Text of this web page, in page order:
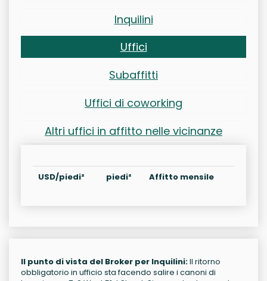
Inquilini
Uffici
Subaffitti
Uffici di coworking
Altri uffici in affitto nelle vicinanze
USD/piedi² piedi² Affitto mensile
Il punto di vista del Broker per Inquilini:Il ritorno
obbligatorio in ufficio sta facendo salire i canoni di